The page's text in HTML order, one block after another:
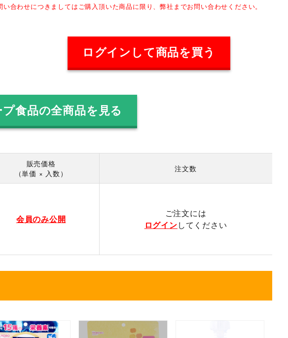
合わせにつきましてはご購入頂いた商品に限り、弊社までお問い合わせください。
ログインして商品を買う
食品の全商品を見る
販売価格
（単価 × 入数）
注文数
会員のみ公開
ご注文には
ログインしてください